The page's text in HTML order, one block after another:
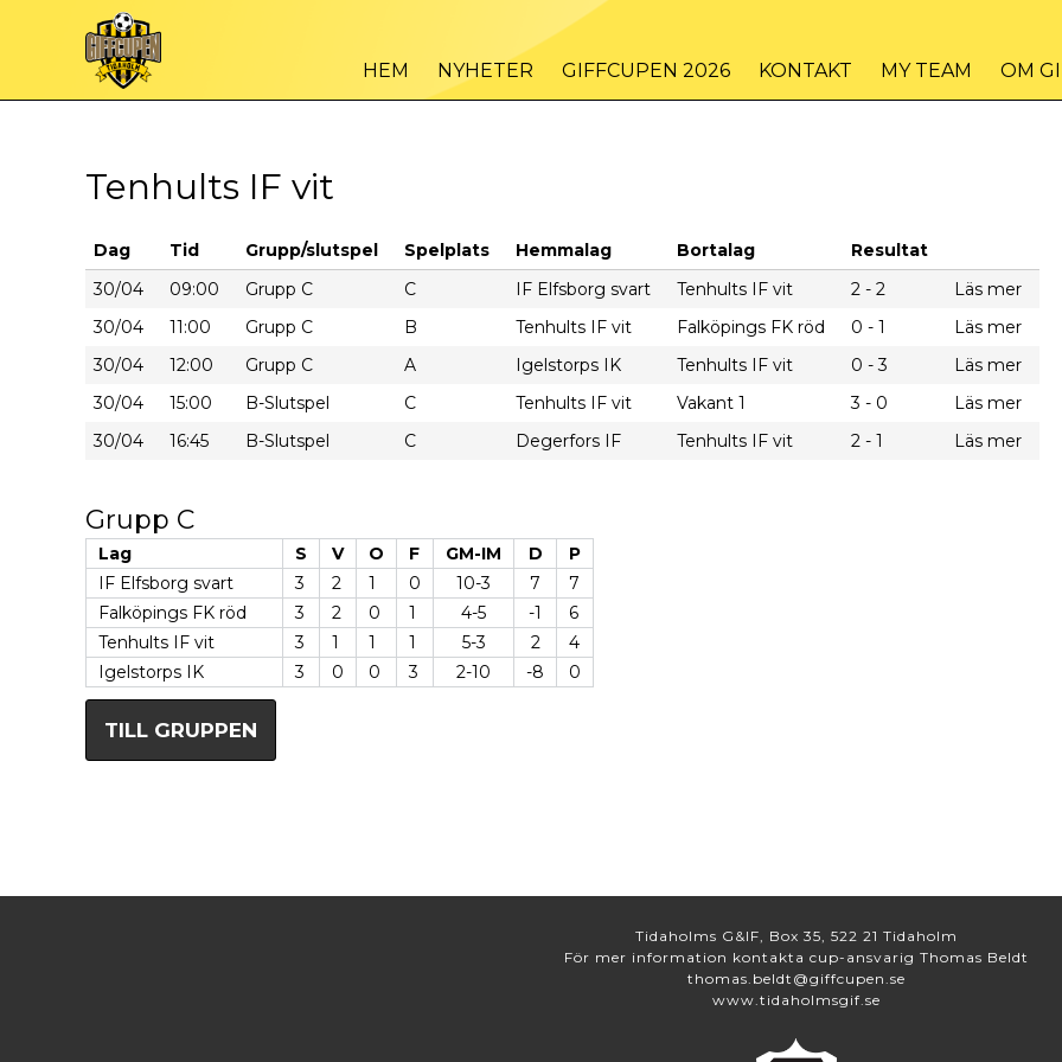
HEM NYHETER GIFFCUPEN 2026 KONTAKT MY TEAM OM
Tenhults IF vit
Dag Tid Grupp/slutspel Spelplats Hemmalag Bortalag
Resultat
30/04
09:00 Grupp C C IF Elfsborg svart Tenhults IF vit 2 - 2
Läs mer
30/04
11:00 Grupp C B Tenhults IF vit Falköpings FK röd 0 - 1
Läs mer
30/04
12:00 Grupp C A Igelstorps IK Tenhults IF vit 0 - 3
Läs mer
30/04
15:00 B-Slutspel C Tenhults IF vit Vakant 1 3 - 0
Läs mer
30/04
16:45 B-Slutspel C Degerfors IF Tenhults IF vit 2 - 1 Läs mer
Grupp C
Lag S V O F GM-IM D
P
IF Elfsborg svart
3 2 1 0 10-3 7
7
Falköpings FK röd
3 2 0 1 4-5 -1
6
Tenhults IF vit
3 1 1 1 5-3 2
4
Igelstorps IK
3 0 0 3 2-10 -8 0
TILL GRUPPEN
Tidaholms G&IF, Box 35, 522 21 Tidaholm
För mer information kontakta cup-ansvarig Thomas Beldt
thomas.beldt@giffcupen.se
www.tidaholmsgif.se